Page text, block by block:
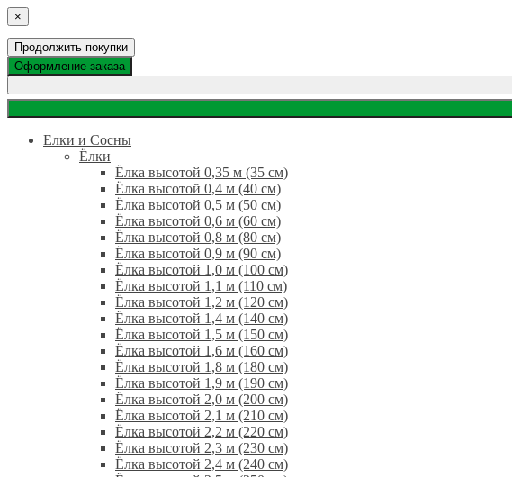
×
Продолжить покупки
Оформление заказа
Елки и Сосны
Ёлки
Ёлка высотой 0,35 м (35 см)
Ёлка высотой 0,4 м (40 см)
Ёлка высотой 0,5 м (50 см)
Ёлка высотой 0,6 м (60 см)
Ёлка высотой 0,8 м (80 см)
Ёлка высотой 0,9 м (90 см)
Ёлка высотой 1,0 м (100 см)
Ёлка высотой 1,1 м (110 см)
Ёлка высотой 1,2 м (120 см)
Ёлка высотой 1,4 м (140 см)
Ёлка высотой 1,5 м (150 см)
Ёлка высотой 1,6 м (160 см)
Ёлка высотой 1,8 м (180 см)
Ёлка высотой 1,9 м (190 см)
Ёлка высотой 2,0 м (200 см)
Ёлка высотой 2,1 м (210 см)
Ёлка высотой 2,2 м (220 см)
Ёлка высотой 2,3 м (230 см)
Ёлка высотой 2,4 м (240 см)